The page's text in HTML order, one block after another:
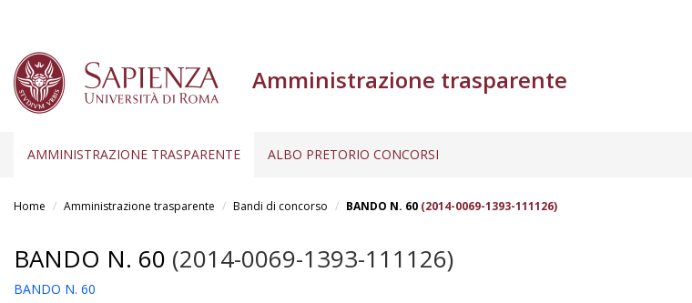
Amministrazione trasparente
AMMINISTRAZIONE TRASPARENTE ALBO PRETORIO CONCORSI
Home Amministrazione trasparente Bandi di concorso BANDO N. 60 (2014-0069-1393-111126)
BANDO N. 60 (2014-0069-1393-111126)
BANDO N. 60